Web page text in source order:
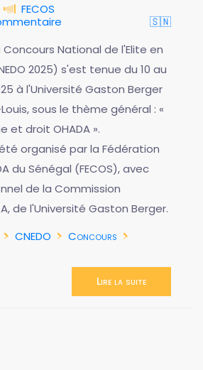
FECOS
🇸🇳
National de l'Elite en
2025) s'est tenue du 10 au
à l'Université Gaston Berger
sous le thème général : «
et droit OHADA ».
organisé par la Fédération
du Sénégal (FECOS), avec
de la Commission
de l'Université Gaston Berger.
CNEDO
Concours
Lire la suite